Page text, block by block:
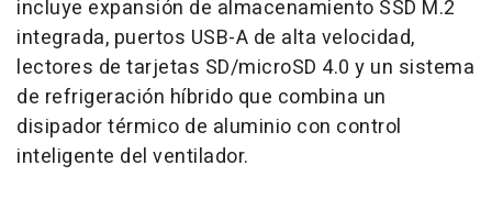
incluye expansión de almacenamiento SSD M.2
integrada, puertos USB-A de alta velocidad,
lectores de tarjetas SD/microSD 4.0 y un sistema
de refrigeración híbrido que combina un
disipador térmico de aluminio con control
inteligente del ventilador.